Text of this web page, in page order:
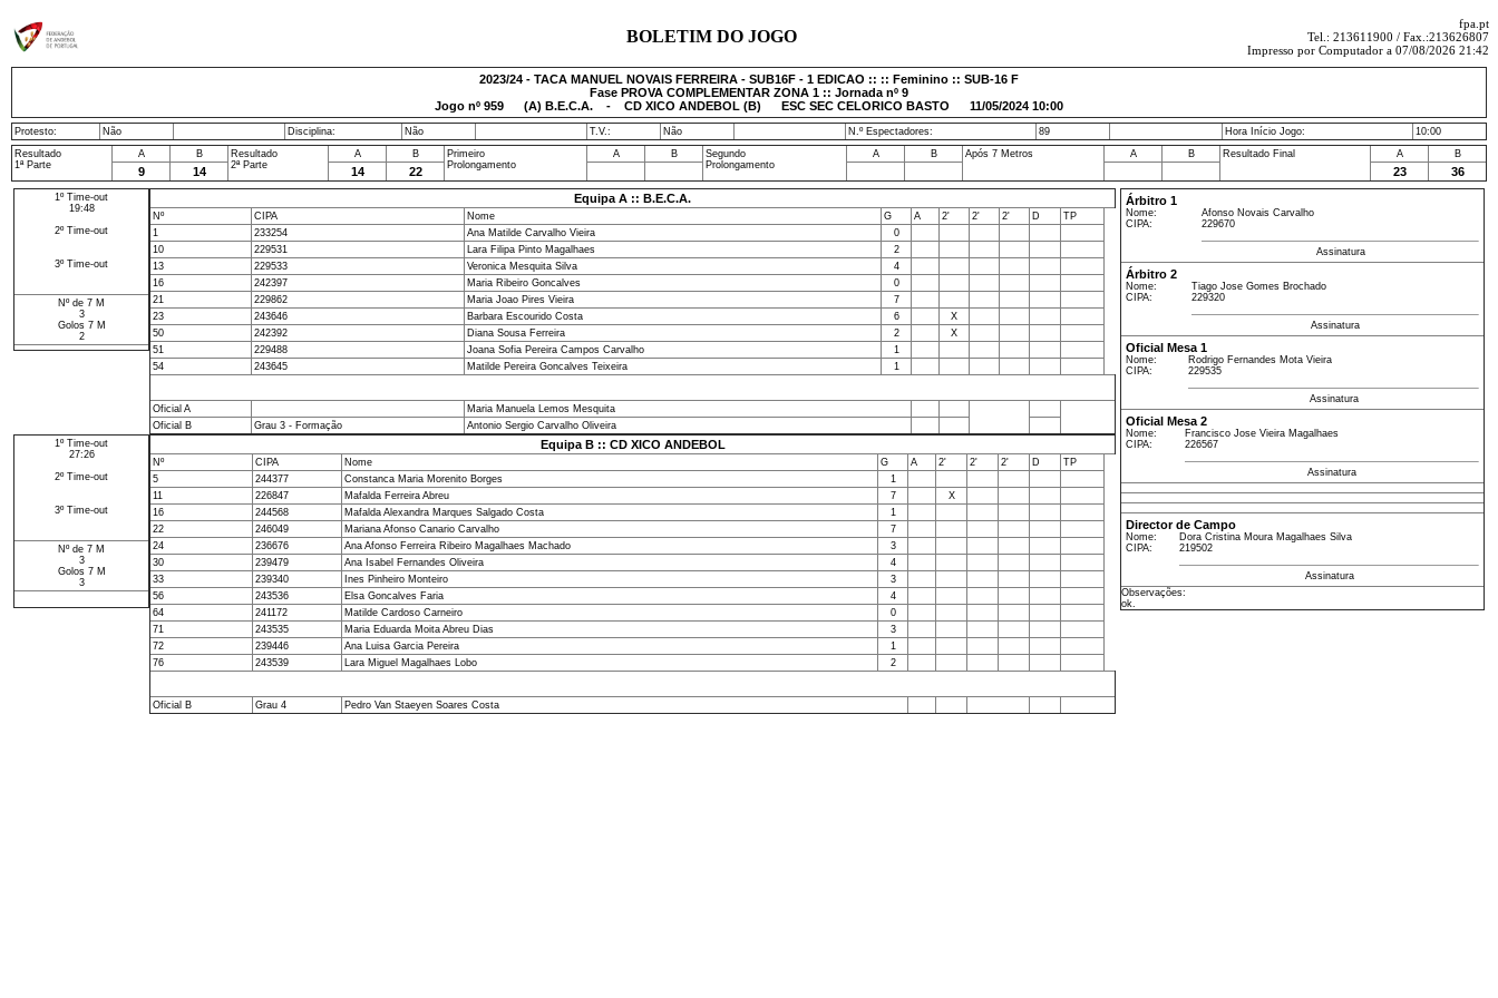
BOLETIM DO JOGO
fpa.pt
Tel.: 213611900 / Fax.:213626807
Impresso por Computador a 07/08/2026 21:42
2023/24 - TACA MANUEL NOVAIS FERREIRA - SUB16F - 1 EDICAO :: :: Feminino :: SUB-16 F
Fase PROVA COMPLEMENTAR ZONA 1 :: Jornada nº 9
Jogo nº 959 (A) B.E.C.A. - CD XICO ANDEBOL (B) ESC SEC CELORICO BASTO 11/05/2024 10:00
Protesto: Não Disciplina: Não T.V.: Não N.º Espectadores: 89 Hora Início Jogo:
10:00
Resultado
1ª Parte
A B
Resultado
2ª Parte
A B
Primeiro
Prolongamento
A B
Segundo
Prolongamento
A B Após 7 Metros A B Resultado Final A B
9 14 14 22 23 36
1º Time-out
19:48
2º Time-out
3º Time-out
Nº de 7 M
3
Golos 7 M
2
Equipa A :: B.E.C.A.
Nº CIPA Nome G A 2' 2' 2' D
TP
1
233254 Ana Matilde Carvalho Vieira
0
10
229531 Lara Filipa Pinto Magalhaes
2
13
229533 Veronica Mesquita Silva
4
16
242397 Maria Ribeiro Goncalves
0
21
229862 Maria Joao Pires Vieira
7
23
243646 Barbara Escourido Costa 6
X
50
242392 Diana Sousa Ferreira 2
X
51
229488 Joana Sofia Pereira Campos Carvalho
1
54
243645 Matilde Pereira Goncalves Teixeira 1
Oficial A
Maria Manuela Lemos Mesquita
Oficial B
Grau 3 - Formação
Antonio Sergio Carvalho Oliveira
1º Time-out
27:26
2º Time-out
3º Time-out
Nº de 7 M
3
Golos 7 M
3
Equipa B :: CD XICO ANDEBOL
Nº CIPA Nome G A 2' 2' 2' D
TP
5
244377 Constanca Maria Morenito Borges
1
11
226847 Mafalda Ferreira Abreu 7
X
16
244568 Mafalda Alexandra Marques Salgado Costa
1
22
246049 Mariana Afonso Canario Carvalho
7
24
236676 Ana Afonso Ferreira Ribeiro Magalhaes Machado
3
30
239479 Ana Isabel Fernandes Oliveira
4
33
239340 Ines Pinheiro Monteiro
3
56
243536 Elsa Goncalves Faria
4
64
241172 Matilde Cardoso Carneiro
0
71
243535 Maria Eduarda Moita Abreu Dias
3
72
239446 Ana Luisa Garcia Pereira
1
76
243539 Lara Miguel Magalhaes Lobo 2
Oficial B Grau 4 Pedro Van Staeyen Soares Costa
Árbitro 1
Nome:
Afonso Novais Carvalho
CIPA:
229670
Assinatura
Árbitro 2
Nome:
Tiago Jose Gomes Brochado
CIPA:
229320
Assinatura
Oficial Mesa 1
Nome:
Rodrigo Fernandes Mota Vieira
CIPA:
229535
Assinatura
Oficial Mesa 2
Nome:
Francisco Jose Vieira Magalhaes
CIPA:
226567
Assinatura
Director de Campo
Nome:
Dora Cristina Moura Magalhaes Silva
CIPA:
219502
Assinatura
Observações:
ok.